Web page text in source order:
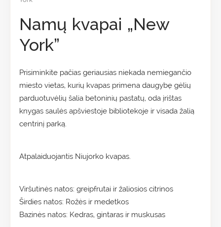
Namų kvapai „New
York”
Prisiminkite pačias geriausias niekada nemiegančio
miesto vietas, kurių kvapas primena daugybę gėlių
parduotuvėlių šalia betoninių pastatų, oda įrištas
knygas saulės apšviestoje bibliotekoje ir visada žalią
centrinį parką.
Atpalaiduojantis Niujorko kvapas.
Viršutinės natos: greipfrutai ir žaliosios citrinos
Širdies natos: Rožės ir medetkos
Bazinės natos: Kedras, gintaras ir muskusas